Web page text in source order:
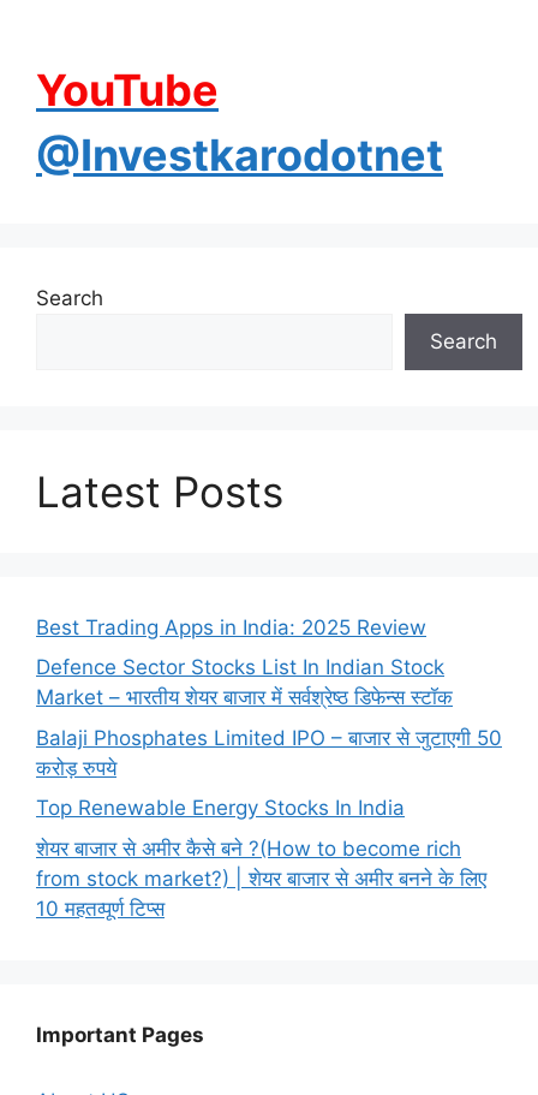
YouTube
@Investkarodotnet
Search
Search
Latest Posts
Best Trading Apps in India: 2025 Review
Defence Sector Stocks List In Indian Stock
Market – भारतीय शेयर बाजार में सर्वश्रेष्ठ डिफेन्स स्टॉक
Balaji Phosphates Limited IPO – बाजार से जुटाएगी 50
करोड़ रुपये
Top Renewable Energy Stocks In India
शेयर बाजार से अमीर कैसे बने ?(How to become rich
from stock market?) | शेयर बाजार से अमीर बनने के लिए
10 महतव्पूर्ण टिप्स
Important Pages